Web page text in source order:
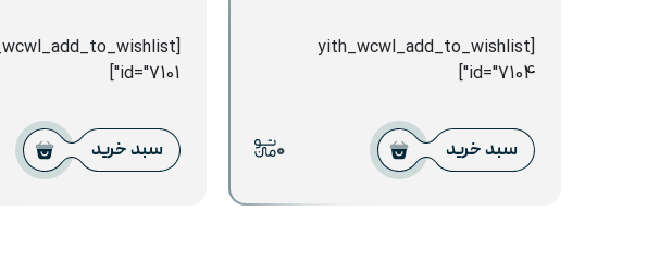
[yith_wcwl_add_to_wishlist
id="7104"]
سبد خرید 0
id="7101"]
سبد خرید